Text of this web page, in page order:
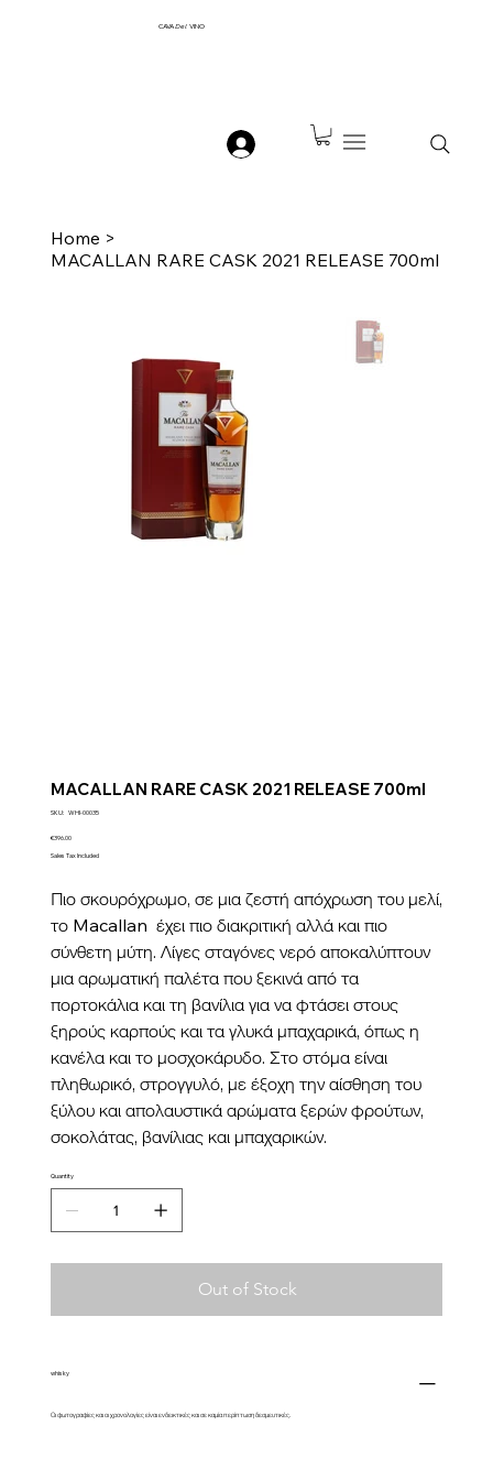
CAVADel VINO
Home >
MACALLAN RARE CASK 2021 RELEASE 700ml
MACALLAN RARE CASK 2021 RELEASE 700ml
SKU: SKU
00035
WHI-00035
Price
€396.00
Sales Tax Included
Πιο σκουρόχρωμο, σε μια ζεστή απόχρωση του μελί,
το Macallan έχει πιο διακριτική αλλά και πιο
σύνθετη μύτη. Λίγες σταγόνες νερό αποκαλύπτουν
μια αρωματική παλέτα που ξεκινά από τα
πορτοκάλια και τη βανίλια για να φτάσει στους
ξηρούς καρπούς και τα γλυκά μπαχαρικά, όπως η
κανέλα και το μοσχοκάρυδο. Στο στόμα είναι
πληθωρικό, στρογγυλό, με έξοχη την αίσθηση του
ξύλου και απολαυστικά αρώματα ξερών φρούτων,
σοκολάτας, βανίλιας και μπαχαρικών.
Quantity
Out of Stock
whisky
Οι φωτογραφίες και οι χρονολογίες είναι ενδεικτικές και σε καμία περίπτωση δεσμευτικές.